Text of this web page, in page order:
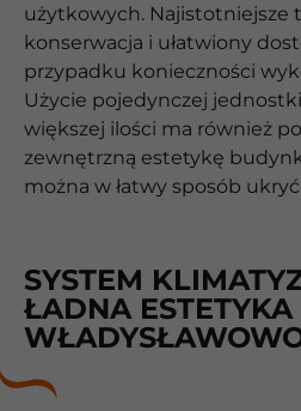
użytkowych. Najistotniejsze
konserwacja i ułatwiony
przypadku konieczności
Użycie pojedynczej
większej ilości ma również
zewnętrzną estetykę
można w łatwy sposób
SYSTEM
ŁADNA